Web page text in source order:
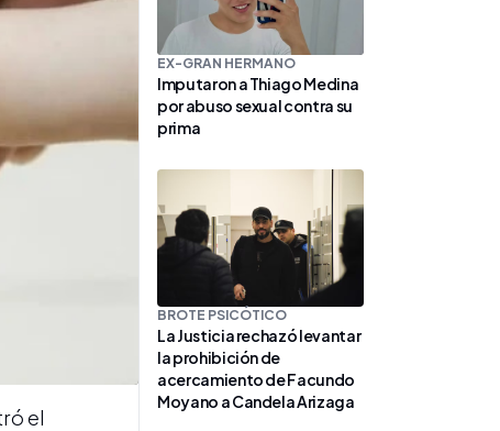
el
EX-GRAN HERMANO
Imputaron a Thiago Medina
por abuso sexual contra su
prima
BROTE PSICÓTICO
La Justicia rechazó levantar
la prohibición de
acercamiento de Facundo
Moyano a Candela Arizaga